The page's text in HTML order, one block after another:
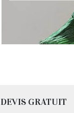
DEVIS GRATUIT